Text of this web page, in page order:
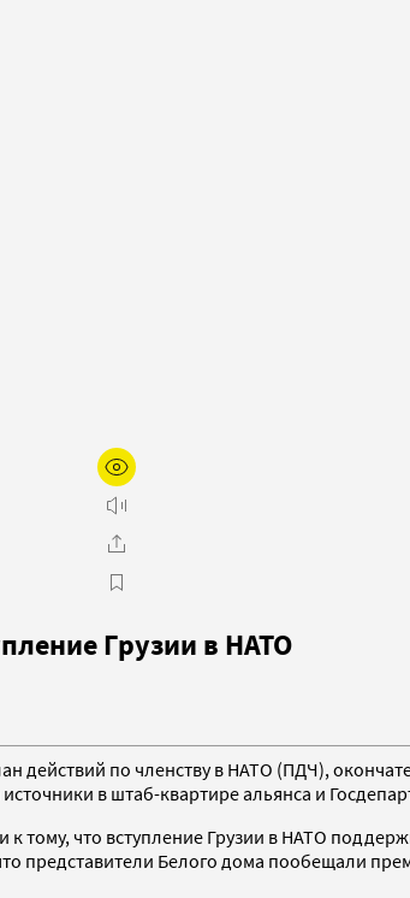
Грузии в НАТО
действий по членству в НАТО (ПДЧ),
в штаб-квартире альянса и
тому, что вступление Грузии в НАТО
представители Белого дома пообещали